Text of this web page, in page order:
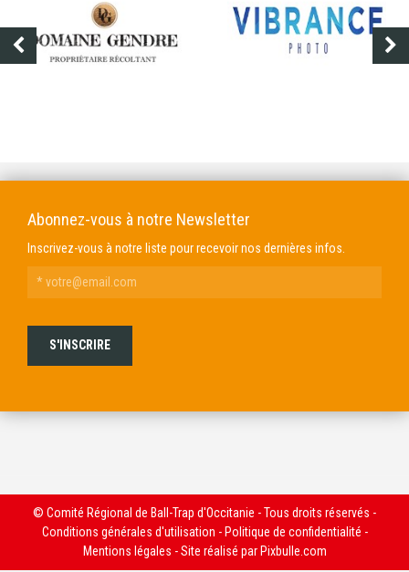
Abonnez-vous à notre Newsletter
Inscrivez-vous à notre liste pour recevoir nos dernières infos.
© Comité Régional de Ball-Trap d'Occitanie - Tous droits réservés -
Conditions générales d'utilisation - Politique de confidentialité -
Mentions légales - Site réalisé par Pixbulle.com